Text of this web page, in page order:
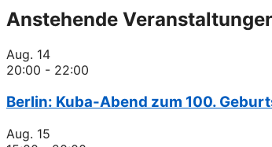
Anstehende
Aug. 14
20:00 - 22:00
Berlin: Kuba-Abend zum 100.
Aug. 15